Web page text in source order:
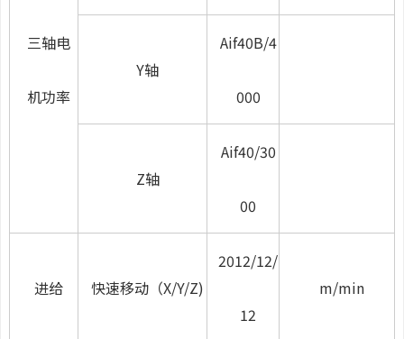
三轴电
机功率
Y轴
Aif40B/4
000
Z轴
Aif40/30
00
进给 快速移动（X/Y/Z)
2012/12/
12
m/min